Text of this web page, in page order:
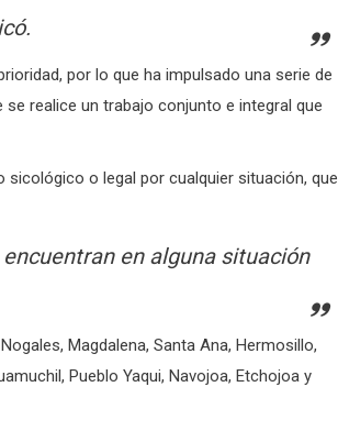
por lo que ha impulsado una serie de
realice un trabajo conjunto e integral que
o legal por cualquier situación, que
en alguna situación
Magdalena, Santa Ana, Hermosillo,
Pueblo Yaqui, Navojoa, Etchojoa y